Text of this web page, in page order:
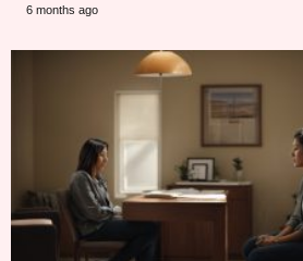
6 months ago